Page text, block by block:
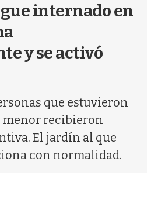
�
internado en
y se activó
que estuvieron
menor recibieron
El jardín al que
con normalidad.